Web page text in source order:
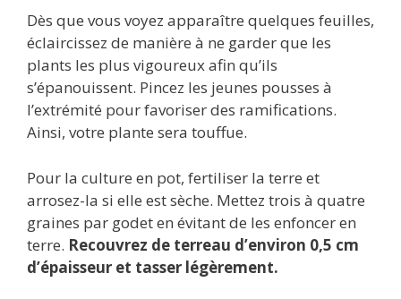
Dès que vous voyez apparaître quelques feuilles,
éclaircissez de manière à ne garder que les
plants les plus vigoureux afin qu’ils
s’épanouissent. Pincez les jeunes pousses à
l’extrémité pour favoriser des ramifications.
Ainsi, votre plante sera touffue.
Pour la culture en pot, fertiliser la terre et
arrosez-la si elle est sèche. Mettez trois à quatre
graines par godet en évitant de les enfoncer en
terre. Recouvrez de terreau d’environ 0,5 cm
d’épaisseur et tasser légèrement.